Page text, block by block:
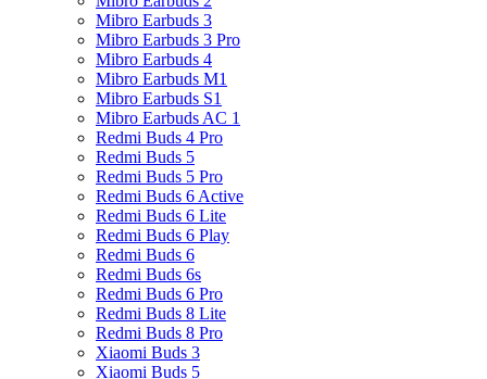
Mibro Earbuds 3
Mibro Earbuds 3 Pro
Mibro Earbuds 4
Mibro Earbuds M1
Mibro Earbuds S1
Mibro Earbuds AC 1
Redmi Buds 4 Pro
Redmi Buds 5
Redmi Buds 5 Pro
Redmi Buds 6 Active
Redmi Buds 6 Lite
Redmi Buds 6 Play
Redmi Buds 6
Redmi Buds 6s
Redmi Buds 6 Pro
Redmi Buds 8 Lite
Redmi Buds 8 Pro
Xiaomi Buds 3
Xiaomi Buds 5